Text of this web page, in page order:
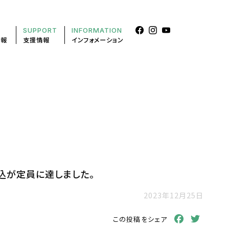
SUPPORT
支援情報
INFORMATION
インフォメーション
が定員に達しました。
2023年12月25日
この投稿をシェア Facebook